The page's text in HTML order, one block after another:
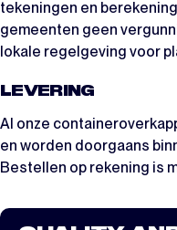
tekeningen en
gemeenten geen
lokale regelgeving voor
LEVERING
Al onze
en worden doorgaans
Bestellen op rekening is